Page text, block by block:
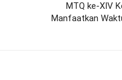
MTQ ke-XIV
Manfaatkan